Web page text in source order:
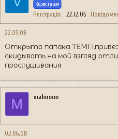
Користувач
Реєстрація 22.12.06
22.05.08
Открыта папака
скидывать на мой взгляд
прослушивания
M mahnooo
02.06.08